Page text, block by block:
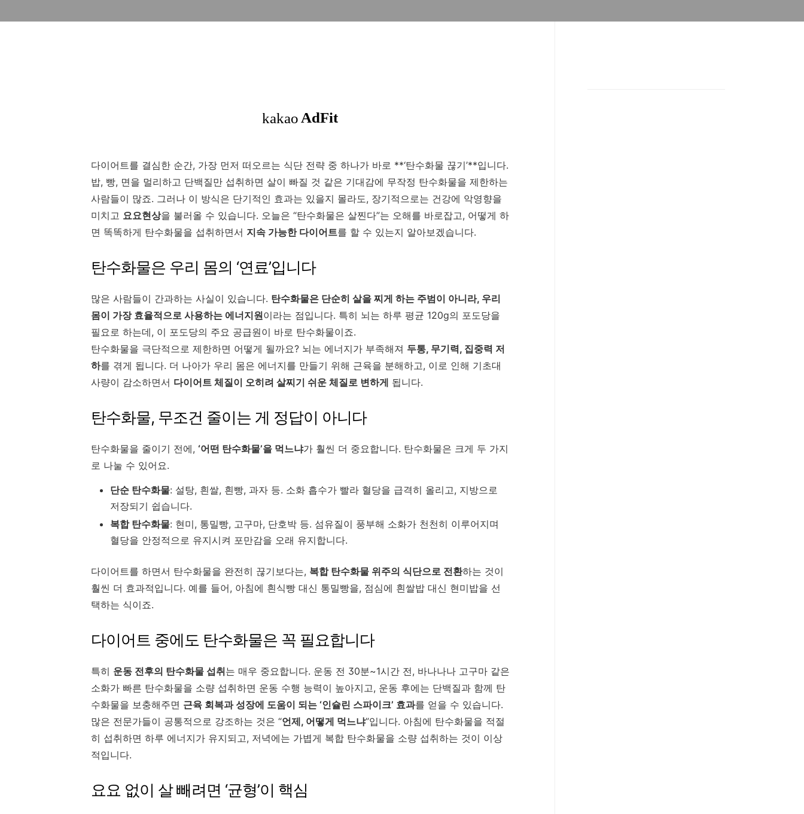
다이어트를 결심한 순간, 가장 먼저 떠오르는 식단 전략 중 하나가 바로 **‘탄수화물 끊기’**입니다.
밥, 빵, 면을 멀리하고 단백질만 섭취하면 살이 빠질 것 같은 기대감에 무작정 탄수화물을 제한하는
사람들이 많죠. 그러나 이 방식은 단기적인 효과는 있을지 몰라도, 장기적으로는 건강에 악영향을
미치고 요요현상을 불러올 수 있습니다. 오늘은 “탄수화물은 살찐다”는 오해를 바로잡고, 어떻게 하
면 똑똑하게 탄수화물을 섭취하면서 지속 가능한 다이어트를 할 수 있는지 알아보겠습니다.
탄수화물은 우리 몸의 ‘연료’입니다
많은 사람들이 간과하는 사실이 있습니다. 탄수화물은 단순히 살을 찌게 하는 주범이 아니라, 우리
몸이 가장 효율적으로 사용하는 에너지원이라는 점입니다. 특히 뇌는 하루 평균 120g의 포도당을
필요로 하는데, 이 포도당의 주요 공급원이 바로 탄수화물이죠.
탄수화물을 극단적으로 제한하면 어떻게 될까요? 뇌는 에너지가 부족해져 두통, 무기력, 집중력 저
하를 겪게 됩니다. 더 나아가 우리 몸은 에너지를 만들기 위해 근육을 분해하고, 이로 인해 기초대
사량이 감소하면서 다이어트 체질이 오히려 살찌기 쉬운 체질로 변하게 됩니다.
탄수화물, 무조건 줄이는 게 정답이 아니다
탄수화물을 줄이기 전에, ‘어떤 탄수화물’을 먹느냐가 훨씬 더 중요합니다. 탄수화물은 크게 두 가지
로 나눌 수 있어요.
단순 탄수화물: 설탕, 흰쌀, 흰빵, 과자 등. 소화 흡수가 빨라 혈당을 급격히 올리고, 지방으로
저장되기 쉽습니다.
복합 탄수화물: 현미, 통밀빵, 고구마, 단호박 등. 섬유질이 풍부해 소화가 천천히 이루어지며
혈당을 안정적으로 유지시켜 포만감을 오래 유지합니다.
다이어트를 하면서 탄수화물을 완전히 끊기보다는, 복합 탄수화물 위주의 식단으로 전환하는 것이
훨씬 더 효과적입니다. 예를 들어, 아침에 흰식빵 대신 통밀빵을, 점심에 흰쌀밥 대신 현미밥을 선
택하는 식이죠.
다이어트 중에도 탄수화물은 꼭 필요합니다
특히 운동 전후의 탄수화물 섭취는 매우 중요합니다. 운동 전 30분~1시간 전, 바나나나 고구마 같은
소화가 빠른 탄수화물을 소량 섭취하면 운동 수행 능력이 높아지고, 운동 후에는 단백질과 함께 탄
수화물을 보충해주면 근육 회복과 성장에 도움이 되는 ‘인슐린 스파이크’ 효과를 얻을 수 있습니다.
많은 전문가들이 공통적으로 강조하는 것은 “언제, 어떻게 먹느냐”입니다. 아침에 탄수화물을 적절
히 섭취하면 하루 에너지가 유지되고, 저녁에는 가볍게 복합 탄수화물을 소량 섭취하는 것이 이상
적입니다.
요요 없이 살 빼려면 ‘균형’이 핵심